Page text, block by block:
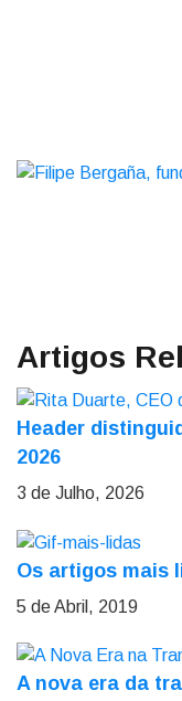
Artigos
Header
2026
3 de Julho, 2026
Os artigos mais
5 de Abril, 2019
A nova era da